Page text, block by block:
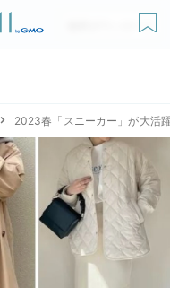
無料ダウンロード
2023春「スニーカー」が大活